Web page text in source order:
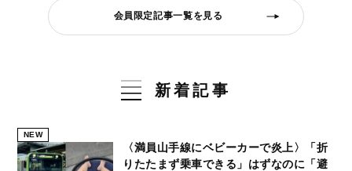
会員限定記事一覧を見る
新着記事
NEW
〈満員山手線にベビーカーで炎上〉「折
りたたまず乗車できる」はずなのに「避